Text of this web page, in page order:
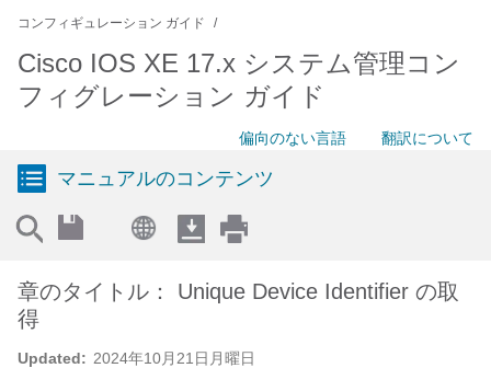
コンフィギュレーション ガイド
Cisco IOS XE 17.x システム管理コン
フィグレーション ガイド
偏向のない言語 翻訳について
マニュアルのコンテンツ
Updated: 2024年10月21日月曜日
章のタイトル： Unique Device Identifier の取
得